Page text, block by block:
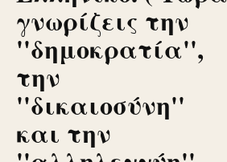
γνωρίζεις την
''δημοκρατία'',
την
''δικαιοσύνη''
και την